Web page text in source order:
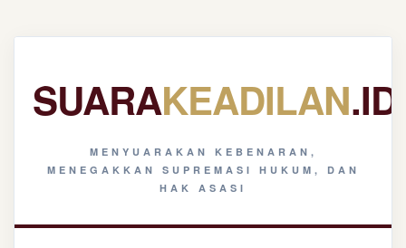
SUARAKEADILAN.ID
MENYUARAKAN KEBENARAN,
MENEGAKKAN SUPREMASI HUKUM, DAN
HAK ASASI